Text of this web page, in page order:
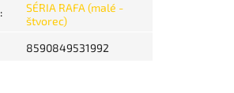
:
SÉRIA RAFA (malé -
štvorec)
8590849531992